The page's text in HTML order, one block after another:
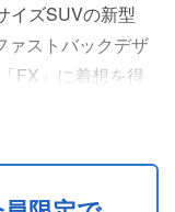
イズSUVの新型
ァストバックデザ
FX」に着想を得
ネシー州スマーナ
発売予定。価格